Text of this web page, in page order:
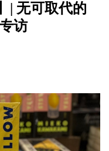
| 无可取代的
访